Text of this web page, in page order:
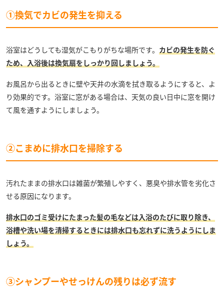
①換気でカビの発生を抑える
浴室はどうしても湿気がこもりがちな場所です。 カビの発生を防ぐ
ため、入浴後は換気扇をしっかり回しましょう。
お風呂から出るときに壁や天井の水滴を拭き取るようにすると、よ
り効果的です。浴室に窓がある場合は、天気の良い日中に窓を開け
て風を通すようにしましょう。
②こまめに排水口を掃除する
汚れたままの排水口は雑菌が繁殖しやすく、悪臭や排水管を劣化さ
せる原因になります。
排水口のゴミ受けにたまった髪の毛などは入浴のたびに取り除き、
浴槽や洗い場を清掃するときには排水口も忘れずに洗うようにしま
しょう。
③シャンプーやせっけんの残りは必ず流す